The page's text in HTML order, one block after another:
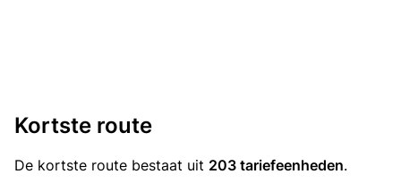
Kortste route
De kortste route bestaat uit 203 tariefeenheden.